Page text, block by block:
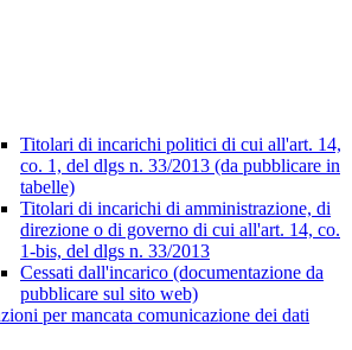
Titolari di incarichi politici di cui all'art. 14,
co. 1, del dlgs n. 33/2013 (da pubblicare in
tabelle)
Titolari di incarichi di amministrazione, di
direzione o di governo di cui all'art. 14, co.
1-bis, del dlgs n. 33/2013
Cessati dall'incarico (documentazione da
pubblicare sul sito web)
per mancata comunicazione dei dati